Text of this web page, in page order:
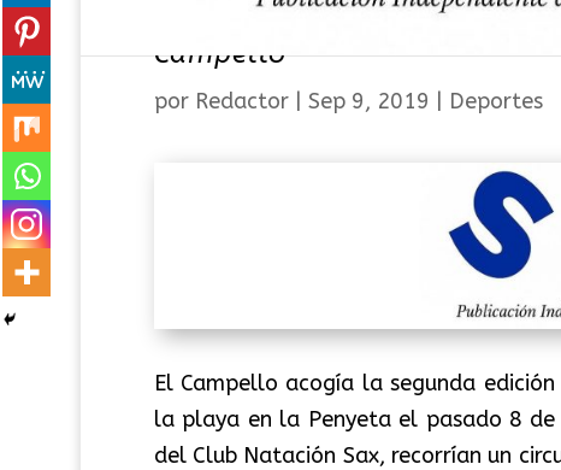
Nadadoras sajeñas triunfan
Campello
por Redactor| Sep 9, 2019 Deportes
El Campello acogía la segunda
la playa en la Penyeta el pasado 8
del Club Natación Sax, recorrían un